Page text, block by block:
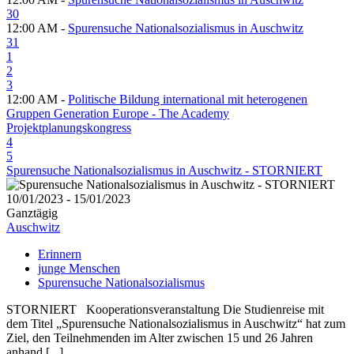
30
12:00 AM - Spurensuche Nationalsozialismus in Auschwitz
31
1
2
3
12:00 AM - Politische Bildung international mit heterogenen
Gruppen Generation Europe - The Academy
Projektplanungskongress
4
5
Spurensuche Nationalsozialismus in Auschwitz - STORNIERT
10/01/2023 - 15/01/2023
Ganztägig
Auschwitz
Erinnern
junge Menschen
Spurensuche Nationalsozialismus
STORNIERT Kooperationsveranstaltung Die Studienreise mit
dem Titel „Spurensuche Nationalsozialismus in Auschwitz“ hat zum
Ziel, den Teilnehmenden im Alter zwischen 15 und 26 Jahren